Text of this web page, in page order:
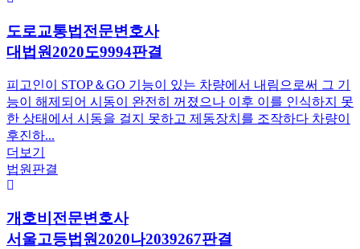
도로교통법전문변호사
대법원2020도9994판결
피고인이 STOP＆GO 기능이 있는 차량에서 내림으로써 그 기
능이 해제되어 시동이 완전히 꺼졌으나 이후 이를 인식하지 못
한 상태에서 시동을 걸지 못하고 제동장치를 조작하다 차량이
후진하...
더보기
법원판결
개호비전문변호사
서울고등법원2020나2039267판결